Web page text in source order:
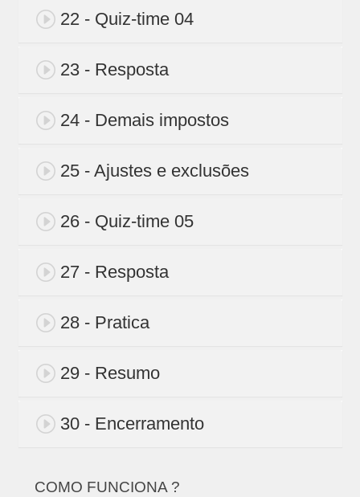
22 - Quiz-time 04
23 - Resposta
24 - Demais impostos
25 - Ajustes e exclusões
26 - Quiz-time 05
27 - Resposta
28 - Pratica
29 - Resumo
30 - Encerramento
COMO FUNCIONA ?